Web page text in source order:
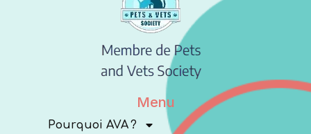
Menu
Pourquoi AVA ?